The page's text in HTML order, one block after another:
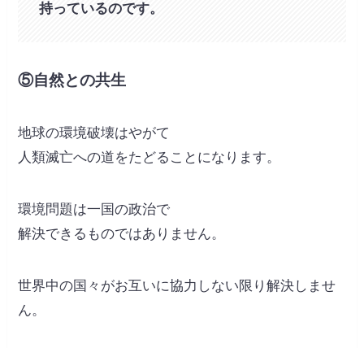
持っているのです。
⑤自然との共生
地球の環境破壊はやがて
人類滅亡への道をたどることになります。
環境問題は一国の政治で
解決できるものではありません。
世界中の国々がお互いに協力しない限り解決しませ
ん。